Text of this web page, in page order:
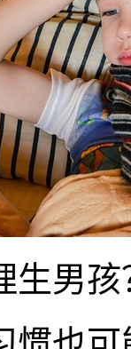
男孩